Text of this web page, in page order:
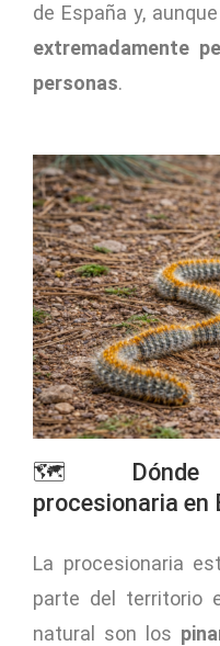
de España y,
extremadamente
personas.
🗺️ Dónde
procesionaria en
La procesionaria
parte del territorio
natural son los